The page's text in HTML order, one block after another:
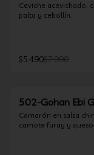
Ceviche acevichado,
palta y cebollín.
$5.490$7.990
502-Gohan Ebi
Camarón en salsa
camote furay y queso